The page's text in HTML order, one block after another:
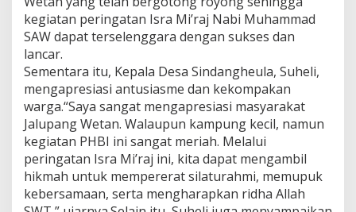
kegiatan peringatan Isra Mi’raj Nabi Muhammad
SAW dapat terselenggara dengan sukses dan
lancar.
Sementara itu, Kepala Desa Sindangheula, Suheli,
mengapresiasi antusiasme dan kekompakan
warga.“Saya sangat mengapresiasi masyarakat
Jalupang Wetan. Walaupun kampung kecil, namun
kegiatan PHBI ini sangat meriah. Melalui
peringatan Isra Mi’raj ini, kita dapat mengambil
hikmah untuk mempererat silaturahmi, memupuk
kebersamaan, serta mengharapkan ridha Allah